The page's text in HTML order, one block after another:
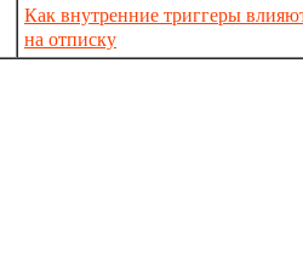
Как внутренние триггеры
на отписку